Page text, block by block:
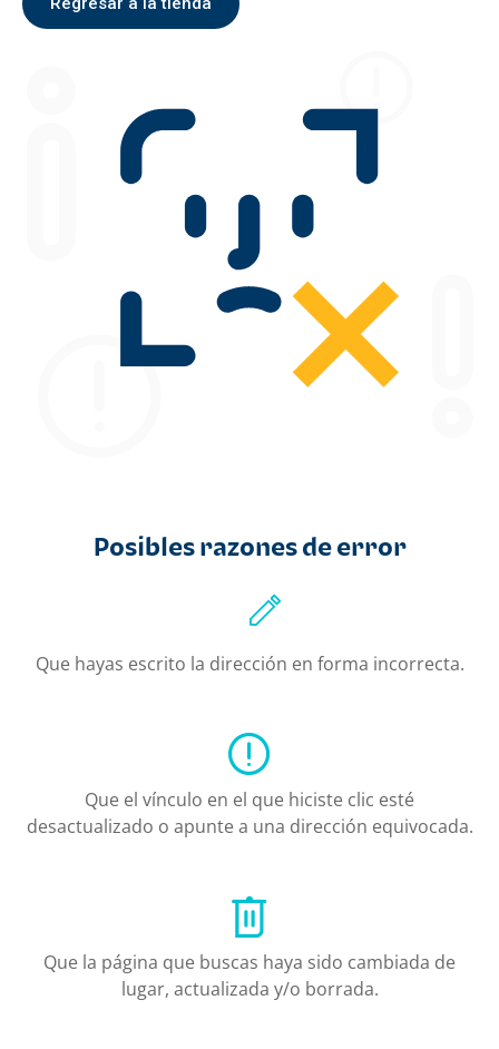
Posibles razones de error
Que hayas escrito la dirección en forma incorrecta.
Que el vínculo en el que hiciste clic esté
desactualizado o apunte a una dirección equivocada.
Que la página que buscas haya sido cambiada de
lugar, actualizada y/o borrada.